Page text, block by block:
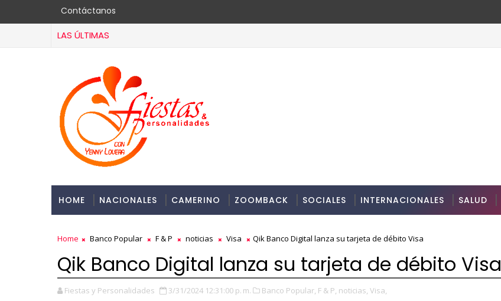
Contáctanos
LAS ÚLTIMAS
HOME NACIONALES CAMERINO ZOOMBACK SOCIALES INTERNACIONALES SALUD
Home Banco Popular F & P noticias Visa Qik Banco Digital lanza su tarjeta de débito Visa
Qik Banco Digital lanza su tarjeta de débito Visa
Fiestas y Personalidades 3/31/2024 12:31:00 p. m. Banco Popular, F & P, noticias, Visa,